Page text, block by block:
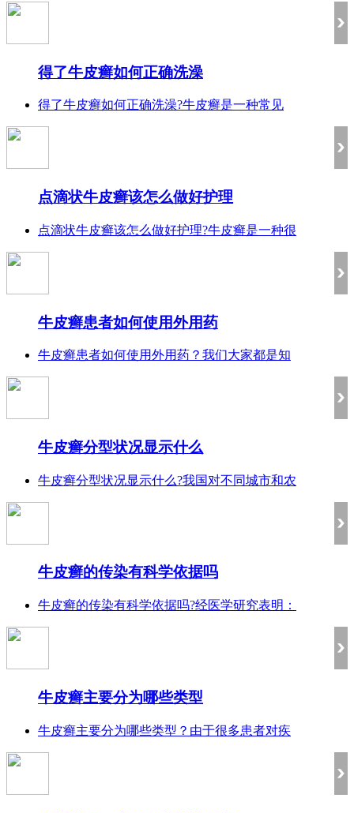
得了牛皮癣如何正确洗澡
得了牛皮癣如何正确洗澡?牛皮癣是一种常见
点滴状牛皮癣该怎么做好护理
点滴状牛皮癣该怎么做好护理?牛皮癣是一种很
牛皮癣患者如何使用外用药
牛皮癣患者如何使用外用药？我们大家都是知
牛皮癣分型状况显示什么
牛皮癣分型状况显示什么?我国对不同城市和农
牛皮癣的传染有科学依据吗
牛皮癣的传染有科学依据吗?经医学研究表明：
牛皮癣主要分为哪些类型
牛皮癣主要分为哪些类型？由于很多患者对疾